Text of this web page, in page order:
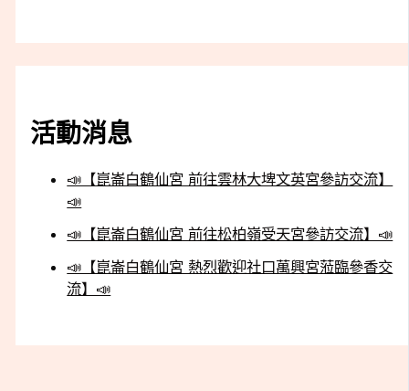
活動消息
📣【崑崙白鶴仙宮 前往雲林大埤文英宮參訪交流】
📣
📣【崑崙白鶴仙宮 前往松柏嶺受天宮參訪交流】📣
📣【崑崙白鶴仙宮 熱烈歡迎社口萬興宮蒞臨參香交
流】📣